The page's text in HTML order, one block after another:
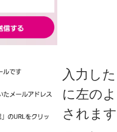
入力し
に左の
されま